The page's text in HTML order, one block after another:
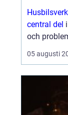
central del
och
husbilsliv.
används
05 augusti